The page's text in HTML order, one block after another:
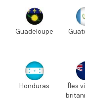
Guadeloupe
Honduras
Îles